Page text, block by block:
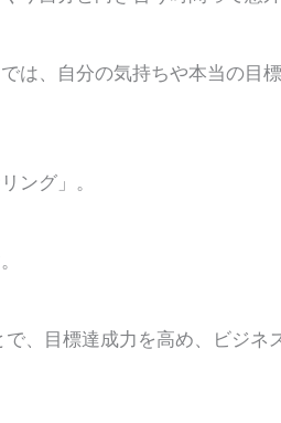
は、自分の気持ちや本当の目
ング 」。
、目標達成力を高め、ビジネ